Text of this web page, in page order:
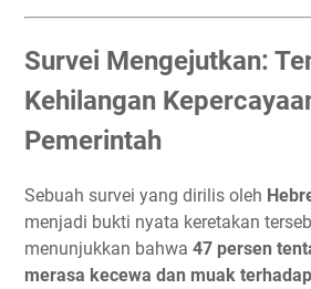
Survei Mengejutkan:
Kehilangan
Pemerintah
Sebuah survei yang dirilis oleh
menjadi bukti nyata keretakan
menunjukkan bahwa 47 persen
merasa kecewa dan muak